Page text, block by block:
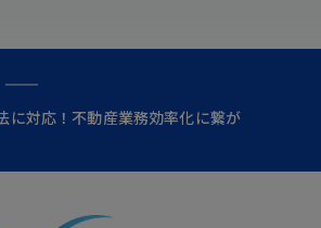
に対応！不動産業務効率化に繋が